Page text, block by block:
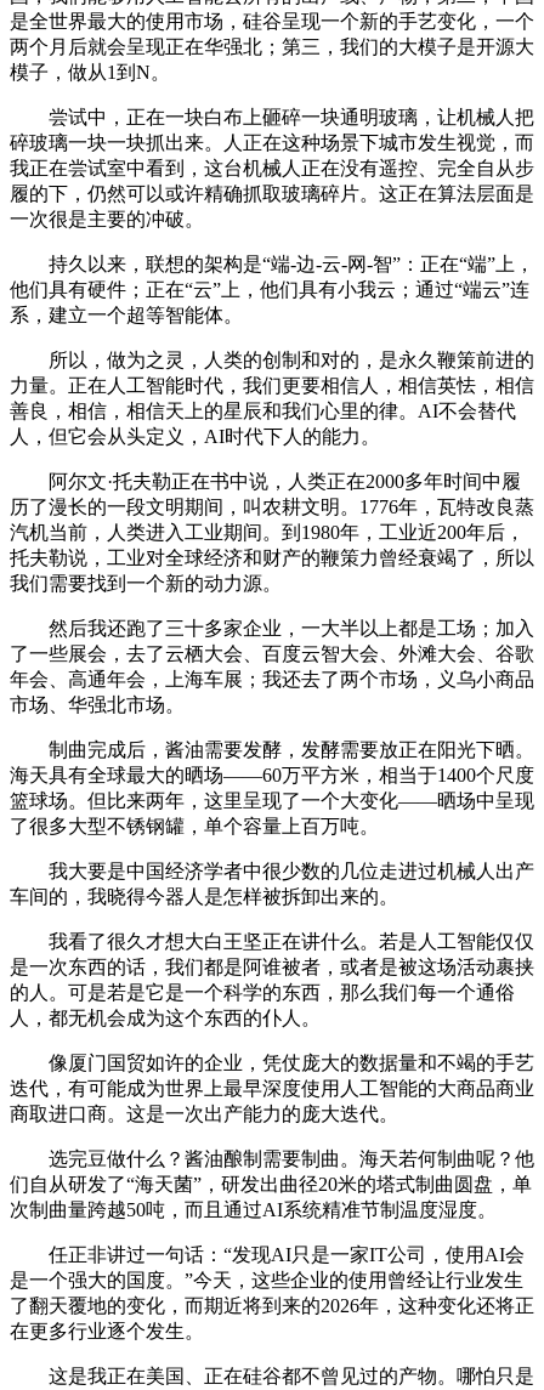
是全世界最大的使用市场，硅谷呈现一个新的手艺变化，一个
两个月后就会呈现正在华强北；第三，我们的大模子是开源大
模子，做从1到N。
尝试中，正在一块白布上砸碎一块通明玻璃，让机械人把
碎玻璃一块一块抓出来。人正在这种场景下城市发生视觉，而
我正在尝试室中看到，这台机械人正在没有遥控、完全自从步
履的下，仍然可以或许精确抓取玻璃碎片。这正在算法层面是
一次很是主要的冲破。
持久以来，联想的架构是“端-边-云-网-智”：正在“端”上，
他们具有硬件；正在“云”上，他们具有小我云；通过“端云”连
系，建立一个超等智能体。
所以，做为之灵，人类的创制和对的，是永久鞭策前进的
力量。正在人工智能时代，我们更要相信人，相信英怯，相信
善良，相信，相信天上的星辰和我们心里的律。AI不会替代
人，但它会从头定义，AI时代下人的能力。
阿尔文·托夫勒正在书中说，人类正在2000多年时间中履
历了漫长的一段文明期间，叫农耕文明。1776年，瓦特改良蒸
汽机当前，人类进入工业期间。到1980年，工业近200年后，
托夫勒说，工业对全球经济和财产的鞭策力曾经衰竭了，所以
我们需要找到一个新的动力源。
然后我还跑了三十多家企业，一大半以上都是工场；加入
了一些展会，去了云栖大会、百度云智大会、外滩大会、谷歌
年会、高通年会，上海车展；我还去了两个市场，义乌小商品
市场、华强北市场。
制曲完成后，酱油需要发酵，发酵需要放正在阳光下晒。
海天具有全球最大的晒场——60万平方米，相当于1400个尺度
篮球场。但比来两年，这里呈现了一个大变化——晒场中呈现
了很多大型不锈钢罐，单个容量上百万吨。
我大要是中国经济学者中很少数的几位走进过机械人出产
车间的，我晓得今器人是怎样被拆卸出来的。
我看了很久才想大白王坚正在讲什么。若是人工智能仅仅
是一次东西的话，我们都是阿谁被者，或者是被这场活动裹挟
的人。可是若是它是一个科学的东西，那么我们每一个通俗
人，都无机会成为这个东西的仆人。
像厦门国贸如许的企业，凭仗庞大的数据量和不竭的手艺
迭代，有可能成为世界上最早深度使用人工智能的大商品商业
商取进口商。这是一次出产能力的庞大迭代。
选完豆做什么？酱油酿制需要制曲。海天若何制曲呢？他
们自从研发了“海天菌”，研发出曲径20米的塔式制曲圆盘，单
次制曲量跨越50吨，而且通过AI系统精准节制温度湿度。
任正非讲过一句话：“发现AI只是一家IT公司，使用AI会
是一个强大的国度。”今天，这些企业的使用曾经让行业发生
了翻天覆地的变化，而期近将到来的2026年，这种变化还将正
在更多行业逐个发生。
这是我正在美国、正在硅谷都不曾见过的产物。哪怕只是